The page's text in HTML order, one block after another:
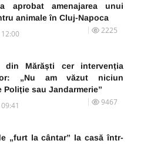
aprobat amenajarea unui
animale în Cluj-Napoca
2225
din Mărăști cer intervenția
„Nu am văzut niciun
Poliție sau Jandarmerie”
9467
„furt la cântar” la casă într-